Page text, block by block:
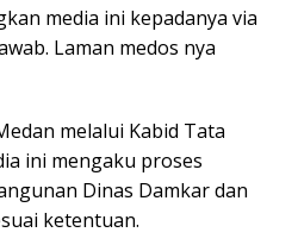
media ini kepadanya via
Laman medos nya
melalui Kabid Tata
ini mengaku proses
Dinas Damkar dan
ketentuan.